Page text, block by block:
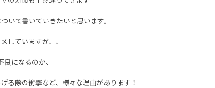
いて書いていきたいと思います。
していますが、、
になるのか、
る際の衝撃など、様々な理由があります！